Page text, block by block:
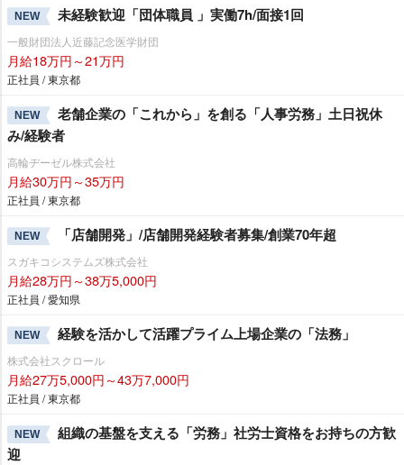
NEW 未経験歓迎「団体職員 」実働7h/面接1回
一般財団法人近藤記念医学財団
月給18万円～21万円
正社員 / 東京都
NEW
老舗企業の「これから」を創る「人事労務」土日祝休
み/経験者
高輪ヂーゼル株式会社
月給30万円～35万円
正社員 / 東京都
NEW 「店舗開発」/店舗開発経験者募集/創業70年超
スガキコシステムズ株式会社
月給28万円～38万5,000円
正社員 / 愛知県
NEW 経験を活かして活躍プライム上場企業の「法務」
株式会社スクロール
月給27万5,000円～43万7,000円
正社員 / 東京都
NEW
組織の基盤を支える「労務」社労士資格をお持ちの方歓
迎